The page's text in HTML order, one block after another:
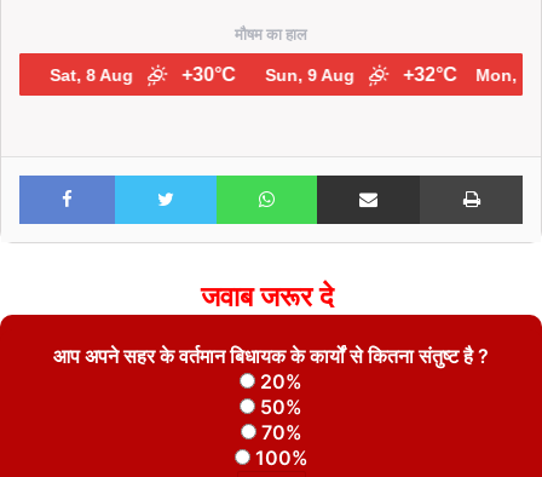
मौषम का हाल
Sat, 8 Aug +30°C Sun, 9 Aug +32°C Mon, 10 Aug
Facebook Twitter WhatsApp Share via Email
जवाब जरूर दे
आप अपने सहर के वर्तमान बिधायक के कार्यों से कितना संतुष्ट है ?
20%
50%
70%
100%